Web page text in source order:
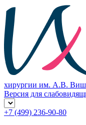
хирургии им. А.В.
Версия для
+7 (499) 236-90-80